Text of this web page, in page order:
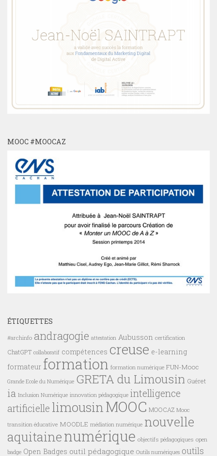
MOOC #MOOCAZ
ÉTIQUETTES
#archinfo andragogie attestation Aubusson certification
ChatGPT collaboratif compétences creuse e-learning
formateur formation formation numérique FUN-Mooc
Grande Ecole du Numérique GRETA du Limousin Guéret
ia Inclusion Numérique innovation pédagogique intelligence
artificielle limousinMOOC MOOCAZ Mooc
transition éducative MOODLE médiation numérique nouvelle
aquitainenumérique objectifs pédagogiques open
badge Open Badges outil pédagogique Outils numériques outils